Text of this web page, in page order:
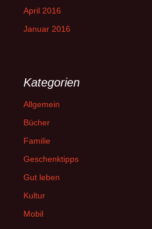
April 2016
Januar 2016
Kategorien
Allgemein
Bücher
Familie
Geschenktipps
Gut leben
Kultur
Mobil